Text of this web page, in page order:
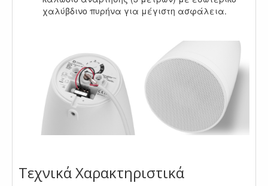
χαλύβδινο πυρήνα για μέγιστη ασφάλεια.
Τεχνικά Χαρακτηριστικά